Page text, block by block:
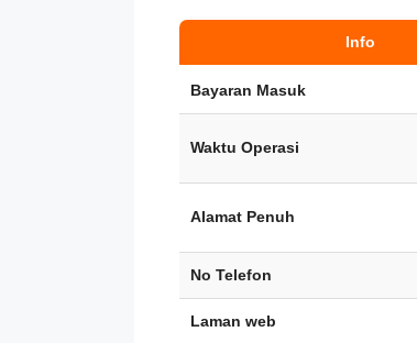
Info
Bayaran Masuk
Waktu Operasi
Alamat Penuh
No Telefon
Laman web